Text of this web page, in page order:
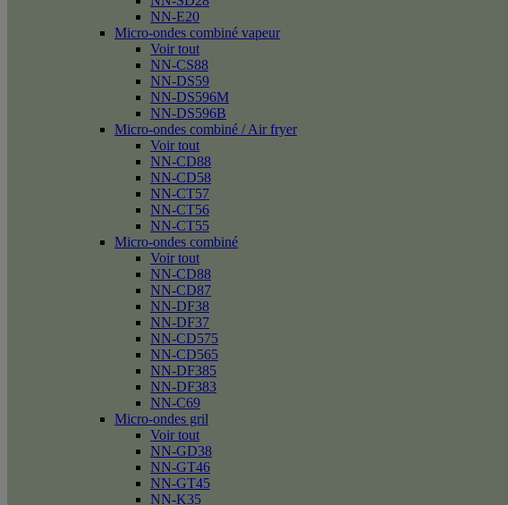
NN-E20
Micro-ondes combiné vapeur
Voir tout
NN-CS88
NN-DS59
NN-DS596M
NN-DS596B
Micro-ondes combiné / Air fryer
Voir tout
NN-CD88
NN-CD58
NN-CT57
NN-CT56
NN-CT55
Micro-ondes combiné
Voir tout
NN-CD88
NN-CD87
NN-DF38
NN-DF37
NN-CD575
NN-CD565
NN-DF385
NN-DF383
NN-C69
Micro-ondes gril
Voir tout
NN-GD38
NN-GT46
NN-GT45
NN-K35